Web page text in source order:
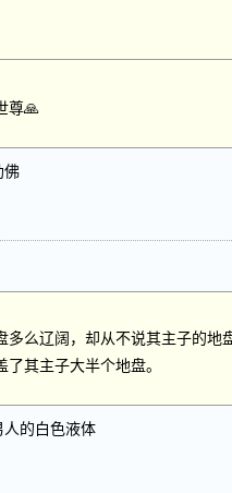
尊🙏
佛
多么辽阔，却从不说其主子的地
其主子大半个地盘。
的白色液体